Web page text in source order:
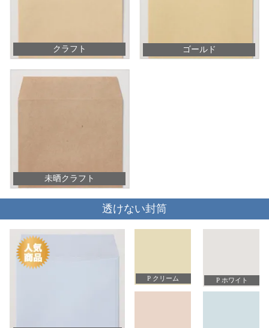
クラフト ゴールド
未晒クラフト
透けない封筒
P クリーム P ホワイト